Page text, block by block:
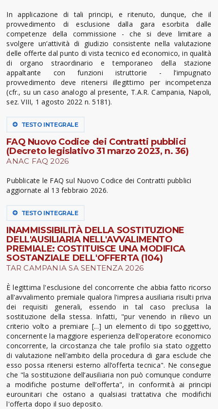
In applicazione di tali principi, e ritenuto, dunque, che il
provvedimento di esclusione dalla gara esorbita dalle
competenze della commissione - che si deve limitare a
svolgere un’attività di giudizio consistente nella valutazione
delle offerte dal punto di vista tecnico ed economico, in qualità
di organo straordinario e temporaneo della stazione
appaltante con funzioni istruttorie - l’impugnato
provvedimento deve ritenersi illegittimo per incompetenza
(cfr., su un caso analogo al presente, T.A.R. Campania, Napoli,
sez. VIII, 1 agosto 2022 n. 5181).
TESTO INTEGRALE
FAQ Nuovo Codice dei Contratti pubblici
(Decreto legislativo 31 marzo 2023, n. 36)
ANAC FAQ 2026
Pubblicate le FAQ sul Nuovo Codice dei Contratti pubblici
aggiornate al 13 febbraio 2026.
TESTO INTEGRALE
INAMMISSIBILITÀ DELLA SOSTITUZIONE
DELL'AUSILIARIA NELL'AVVALIMENTO
PREMIALE: COSTITUISCE UNA MODIFICA
SOSTANZIALE DELL'OFFERTA (104)
TAR CAMPANIA SA SENTENZA 2026
È legittima l'esclusione del concorrente che abbia fatto ricorso
all'avvalimento premiale qualora l'impresa ausiliaria risulti priva
dei requisiti generali, essendo in tal caso preclusa la
sostituzione della stessa. Infatti, "pur venendo in rilievo un
criterio volto a premiare [...] un elemento di tipo soggettivo,
concernente la maggiore esperienza dell'operatore economico
concorrente, la circostanza che tale profilo sia stato oggetto
di valutazione nell’ambito della procedura di gara esclude che
esso possa ritenersi esterno all’offerta tecnica". Ne consegue
che "la sostituzione dell’ausiliaria non può comunque condurre
a modifiche postume dell’offerta", in conformità ai principi
eurounitari che ostano a qualsiasi trattativa che modifichi
l'offerta dopo il suo deposito.